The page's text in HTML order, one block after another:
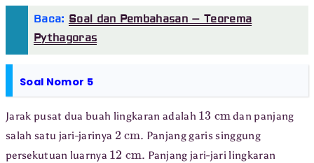
Baca: Soal dan Pembahasan – Teorema
Pythagoras
Soal Nomor 5
Jarak pusat dua buah lingkaran adalah 13
dan panjang
salah satu jari-jarinya 2
. Panjang garis singgung
persekutuan luarnya 12
. Panjang jari-jari lingkaran